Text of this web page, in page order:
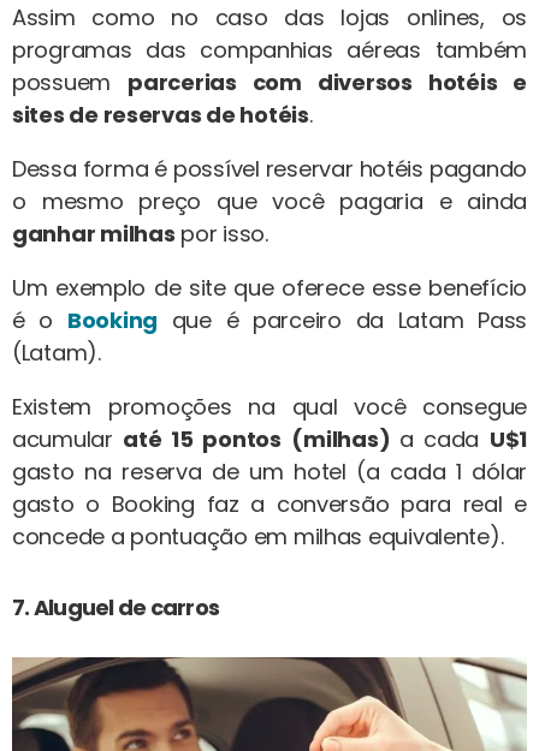
Assim como no caso das lojas onlines, os
programas das companhias aéreas também
possuem parcerias com diversos hotéis e
sites de reservas de hotéis.
Dessa forma é possível reservar hotéis pagando
o mesmo preço que você pagaria e ainda
ganhar milhas por isso.
Um exemplo de site que oferece esse benefício
é o Booking que é parceiro da Latam Pass
(Latam).
Existem promoções na qual você consegue
acumular até 15 pontos (milhas) a cada U$1
gasto na reserva de um hotel (a cada 1 dólar
gasto o Booking faz a conversão para real e
concede a pontuação em milhas equivalente).
7. Aluguel de carros